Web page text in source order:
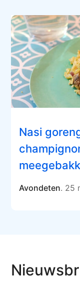
Nasi
Avondeten. 25